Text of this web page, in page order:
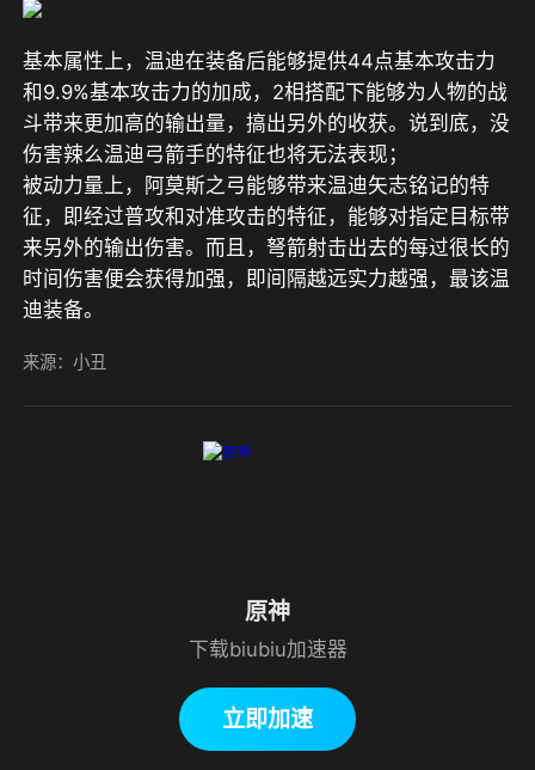
基本属性上，温迪在装备后能够提供44点基本攻击力
和9.9%基本攻击力的加成，2相搭配下能够为人物的战
斗带来更加高的输出量，搞出另外的收获。说到底，没
伤害辣么温迪弓箭手的特征也将无法表现；
被动力量上，阿莫斯之弓能够带来温迪矢志铭记的特
征，即经过普攻和对准攻击的特征，能够对指定目标带
来另外的输出伤害。而且，弩箭射击出去的每过很长的
时间伤害便会获得加强，即间隔越远实力越强，最该温
迪装备。
来源：小丑
原神
下载biubiu加速器
立即加速